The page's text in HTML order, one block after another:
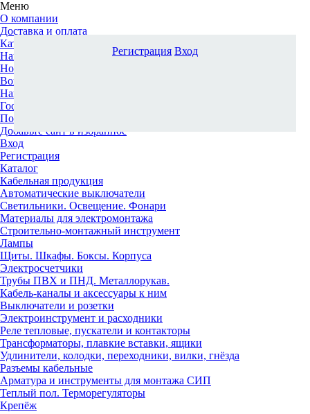
Меню
О компании
Доставка и оплата
Каталог
Наши офисы
Новости и новинки
Вопрос-ответ
Наша команда
Гос. заказчикам
Поставщикам
Добавьте сайт в избранное
Вход
Регистрация
Каталог
Кабельная продукция
Автоматические выключатели
Светильники. Освещение. Фонари
Материалы для электромонтажа
Строительно-монтажный инструмент
Лампы
Щиты. Шкафы. Боксы. Корпуса
Электросчетчики
Трубы ПВХ и ПНД. Металлорукав.
Кабель-каналы и аксессуары к ним
Выключатели и розетки
Электроинструмент и расходники
Реле тепловые, пускатели и контакторы
Трансформаторы, плавкие вставки, ящики
Удлинители, колодки, переходники, вилки, гнёзда
Разъемы кабельные
Арматура и инструменты для монтажа СИП
Теплый пол. Терморегуляторы
Крепёж
Регистрация Вход